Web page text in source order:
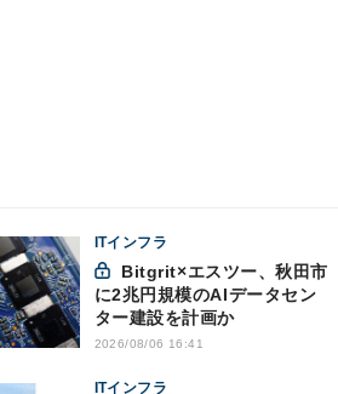
ITインフラ
に2兆円規模のAIデータセン
ター建設を計画か
2026/08/06 16:41
ITインフラ